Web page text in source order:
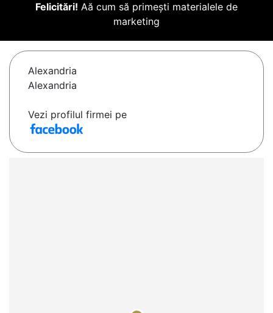
Felicitări! Aă cum să primești materialele de
marketing
Alexandria
Alexandria
Vezi profilul firmei pe